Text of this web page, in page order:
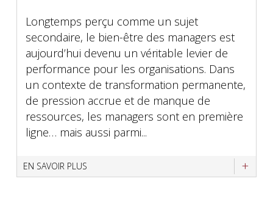
Longtemps perçu comme un sujet
secondaire, le bien-être des managers est
aujourd’hui devenu un véritable levier de
performance pour les organisations. Dans
un contexte de transformation permanente,
de pression accrue et de manque de
ressources, les managers sont en première
ligne… mais aussi parmi...
EN SAVOIR PLUS